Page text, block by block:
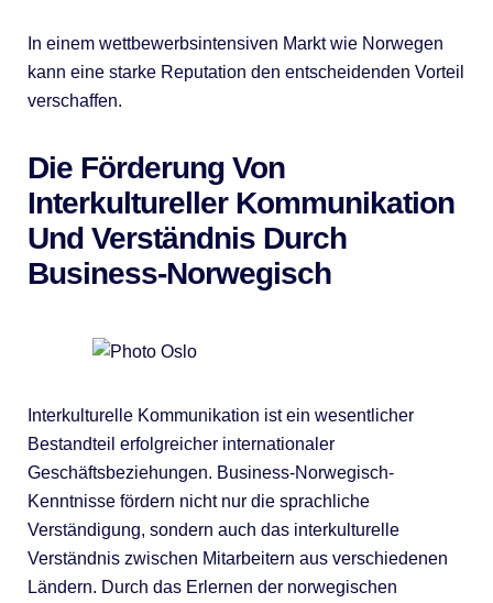
In einem wettbewerbsintensiven Markt wie Norwegen
kann eine starke Reputation den entscheidenden Vorteil
verschaffen.
Die Förderung Von
Interkultureller Kommunikation
Und Verständnis Durch
Business-Norwegisch
Interkulturelle Kommunikation ist ein wesentlicher
Bestandteil erfolgreicher internationaler
Geschäftsbeziehungen. Business-Norwegisch-
Kenntnisse fördern nicht nur die sprachliche
Verständigung, sondern auch das interkulturelle
Verständnis zwischen Mitarbeitern aus verschiedenen
Ländern. Durch das Erlernen der norwegischen